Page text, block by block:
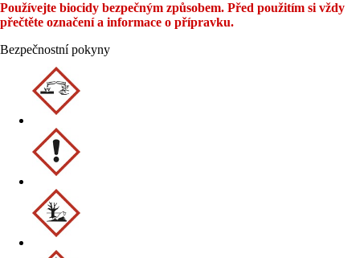
Používejte biocidy bezpečným způsobem. Před použitím si vždy
přečtěte označení a informace o přípravku.
Bezpečnostní pokyny